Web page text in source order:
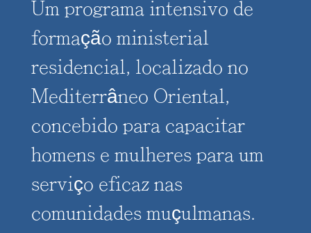
Um programa intensivo de
formação ministerial
residencial, localizado no
Mediterrâneo Oriental,
concebido para capacitar
homens e mulheres para um
serviço eficaz nas
comunidades muçulmanas.